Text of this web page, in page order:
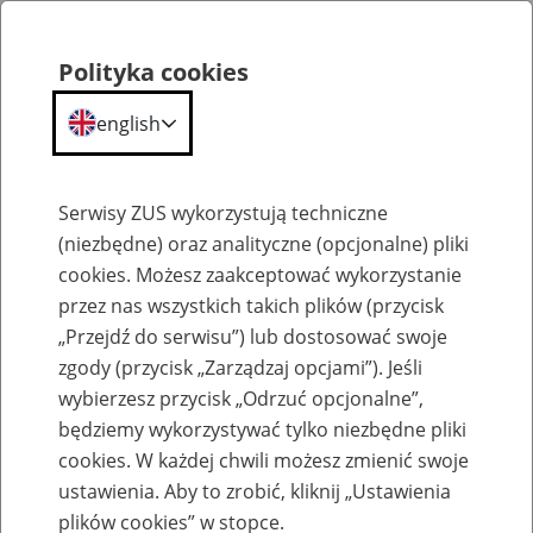
Szkolenia
Zaproś ZUS do siebie: Aktywni 50+
Polityka cookies
english
Serwisy ZUS wykorzystują techniczne
(niezbędne) oraz analityczne (opcjonalne) pliki
cookies. Możesz zaakceptować wykorzystanie
przez nas wszystkich takich plików (przycisk
„Przejdź do serwisu”) lub dostosować swoje
zgody (przycisk „Zarządzaj opcjami”). Jeśli
wybierzesz przycisk „Odrzuć opcjonalne”,
będziemy wykorzystywać tylko niezbędne pliki
cookies. W każdej chwili możesz zmienić swoje
ustawienia. Aby to zrobić, kliknij „Ustawienia
plików cookies” w stopce.